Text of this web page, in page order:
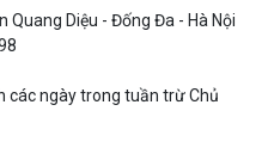
Quang Diệu - Đống Đa - Hà Nội
các ngày trong tuần trừ Chủ